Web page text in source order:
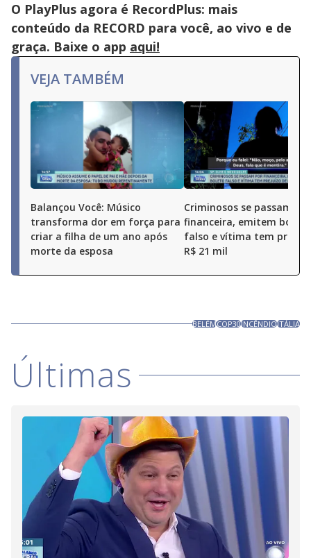
O PlayPlus agora é RecordPlus: mais
conteúdo da RECORD para você, ao vivo e de
graça. Baixe o app aqui!
VEJA TAMBÉM
Balançou Você: Músico
transforma dor em força para
criar a filha de um ano após
morte da esposa
Criminosos se passam por
financeira, emitem boleto
falso e vítima tem
R$ 21 mil
BELÉMCOP30INCÊNDIOITÁLIA
Últimas